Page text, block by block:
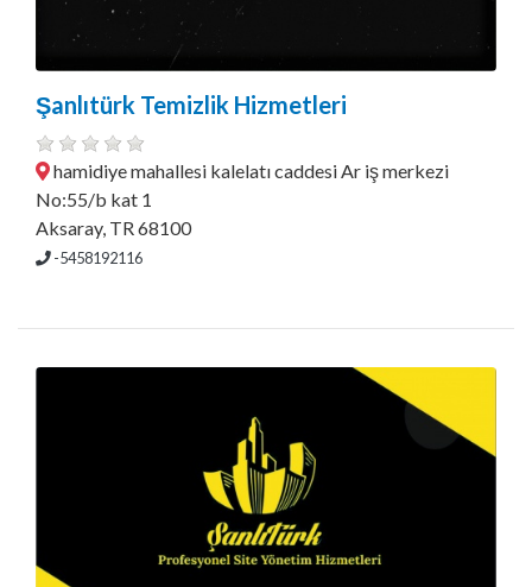
Şanlıtürk Temizlik Hizmetleri
hamidiye mahallesi kalelatı caddesi Ar iş merkezi
No:55/b kat 1
Aksaray, TR 68100
-5458192116